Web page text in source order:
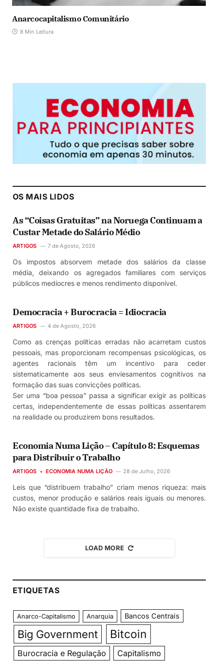
Anarcocapitalismo Comunitário
8 Min Leitura
OS MAIS LIDOS
As “Coisas Gratuitas” na Noruega Continuam a
Custar Metade do Salário Médio
ARTIGOS 7 de Agosto, 2026
Os impostos absorvem metade dos salários da classe
média, deixando os agregados familiares com serviços
públicos medíocres e menos rendimento disponível.
Democracia + Burocracia = Idiocracia
ARTIGOS 4 de Agosto, 2026
Como as crenças políticas erradas não acarretam custos
pessoais, mas proporcionam recompensas psicológicas, os
agentes racionais têm um incentivo para ceder
sistematicamente aos seus enviesamentos cognitivos na
formação das suas convicções políticas.
Ser uma “boa pessoa” passa a significar exigir as políticas
certas, independentemente de essas políticas assentarem
na realidade ou produzirem bons resultados.
Economia Numa Lição – Capítulo 8: Esquemas
para Distribuir o Trabalho
ARTIGOS ECONOMIA NUMA LIÇÃO 28 de Julho, 2026
Leis que “distribuem trabalho” criam menos riqueza: mais
custos, menor produção e salários reais iguais ou menores.
Não existe quantidade fixa de trabalho.
LOAD MORE
ETIQUETAS
Anarco-Capitalismo Anarquia Bancos Centrais
Big Government Bitcoin
Burocracia e Regulação
Capitalismo